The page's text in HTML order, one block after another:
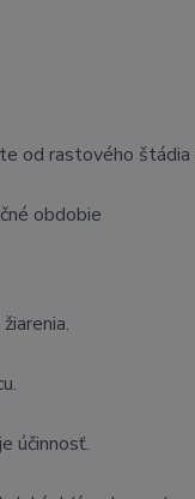
od rastového
obdobie
účinnosť.